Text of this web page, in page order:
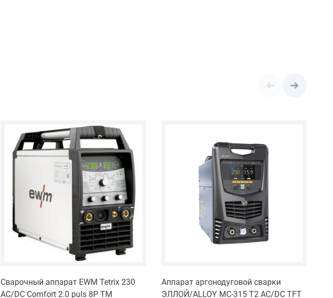
Сварочный аппарат EWM Tetrix 230
AC/DC Comfort 2.0 puls 8P TM
Аппарат аргонодуговой сварки
ЭЛЛОЙ/ALLOY МС-315 Т2 AC/DC TFT